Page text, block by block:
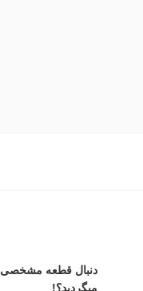
دنبال قطعه مشخصی
میگردید؟!